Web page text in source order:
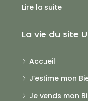
Lire la suite
La vie du site
Accueil
J’estime mon
Je vends mon